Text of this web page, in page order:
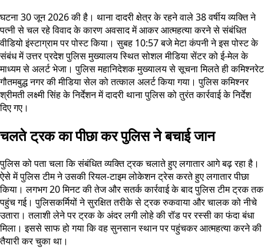
घटना 30 जून 2026 की है। थाना दादरी क्षेत्र के रहने वाले 38 वर्षीय व्यक्ति ने
पत्नी से चल रहे विवाद के कारण अवसाद में आकर आत्महत्या करने से संबंधित
वीडियो इंस्टाग्राम पर पोस्ट किया। सुबह 10:57 बजे मेटा कंपनी ने इस पोस्ट के
संबंध में उत्तर प्रदेश पुलिस मुख्यालय स्थित सोशल मीडिया सेंटर को ई-मेल के
माध्यम से अलर्ट भेजा। पुलिस महानिदेशक मुख्यालय से सूचना मिलते ही कमिश्नरेट
गौतमबुद्ध नगर की मीडिया सेल को तत्काल अलर्ट किया गया। पुलिस कमिश्नर
श्रीमती लक्ष्मी सिंह के निर्देशन में दादरी थाना पुलिस को तुरंत कार्रवाई के निर्देश
दिए गए।
चलते ट्रक का पीछा कर पुलिस ने बचाई जान
पुलिस को पता चला कि संबंधित व्यक्ति ट्रक चलाते हुए लगातार आगे बढ़ रहा है।
ऐसे में पुलिस टीम ने उसकी रियल-टाइम लोकेशन ट्रेस करते हुए लगातार पीछा
किया। लगभग 20 मिनट की तेज और सतर्क कार्रवाई के बाद पुलिस टीम ट्रक तक
पहुंच गई। पुलिसकर्मियों ने सुरक्षित तरीके से ट्रक रुकवाया और चालक को नीचे
उतारा। तलाशी लेने पर ट्रक के अंदर लगी लोहे की रॉड पर रस्सी का फंदा बंधा
मिला। इससे साफ हो गया कि वह सुनसान स्थान पर पहुंचकर आत्महत्या करने की
तैयारी कर चुका था।